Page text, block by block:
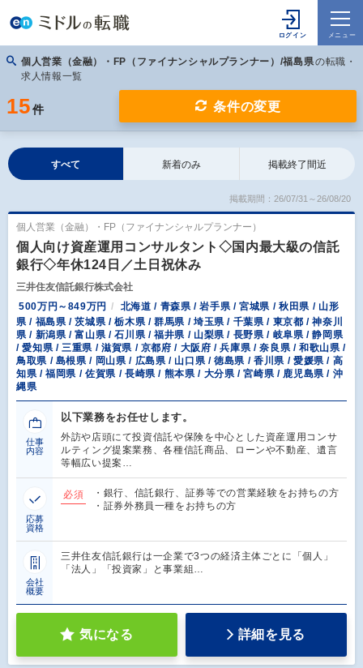
個人営業（金融）・FP（ファイナンシャルプランナー）/福島県の転職・
求人情報一覧
15 件 条件の変更
すべて 新着のみ 掲載終了間近
掲載期間：26/07/31～26/08/20
個人営業（金融）・FP（ファイナンシャルプランナー）
個人向け資産運用コンサルタント◇国内最大級の信託
銀行◇年休124日／土日祝休み
三井住友信託銀行株式会社
500万円～849万円
北海道 / 青森県 / 岩手県 / 宮城県 / 秋田県 / 山形
県 / 福島県 / 茨城県 / 栃木県 / 群馬県 / 埼玉県 / 千葉県 / 東京都 / 神奈川
県 / 新潟県 / 富山県 / 石川県 / 福井県 / 山梨県 / 長野県 / 岐阜県 / 静岡県
/ 愛知県 / 三重県 / 滋賀県 / 京都府 / 大阪府 / 兵庫県 / 奈良県 / 和歌山県 /
鳥取県 / 島根県 / 岡山県 / 広島県 / 山口県 / 徳島県 / 香川県 / 愛媛県 / 高
知県 / 福岡県 / 佐賀県 / 長崎県 / 熊本県 / 大分県 / 宮崎県 / 鹿児島県 / 沖
縄県
仕事
内容
以下業務をお任せします。
外訪や店頭にて投資信託や保険を中心とした資産運用コンサ
ルティング提案業務、各種信託商品、ローンや不動産、遺言
等幅広い提案…
応募
資格
必須
・銀行、信託銀行、証券等での営業経験をお持ちの方
・証券外務員一種をお持ちの方
会社
概要
三井住友信託銀行は一企業で3つの経済主体ごとに「個人」
「法人」「投資家」と事業組…
気になる 詳細を見る